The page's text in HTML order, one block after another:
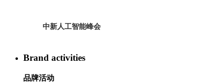
中新人工智能峰会
Brand activities
品牌活动